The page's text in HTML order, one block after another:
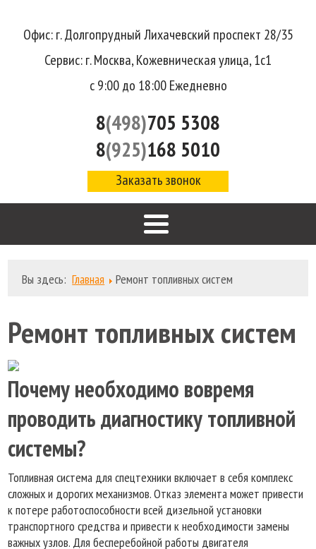
Офис: г. Долгопрудный Лихачевский проспект 28/35
Сервис: г. Москва, Кожевническая улица, 1с1
с 9:00 до 18:00 Ежедневно
8(498)705 5308
8(925)168 5010
Заказать звонок
Вы здесь:Главная Ремонт топливных систем
Ремонт топливных систем
Почему необходимо вовремя
проводить диагностику топливной
системы?
Топливная система для спецтехники включает в себя комплекс
сложных и дорогих механизмов. Отказ элемента может привести
к потере работоспособности всей дизельной установки
транспортного средства и привести к необходимости замены
важных узлов. Для бесперебойной работы двигателя